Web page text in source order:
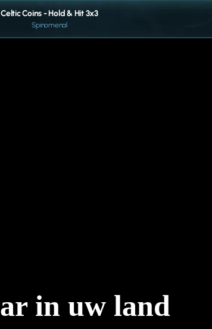
Celtic Coins - Hold & Hit 3x3
Spinomenal